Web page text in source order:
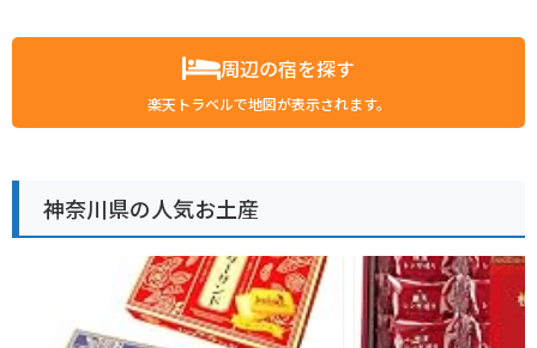
周辺の宿を探す
楽天トラベルで地図が表示されます。
神奈川県の人気お土産